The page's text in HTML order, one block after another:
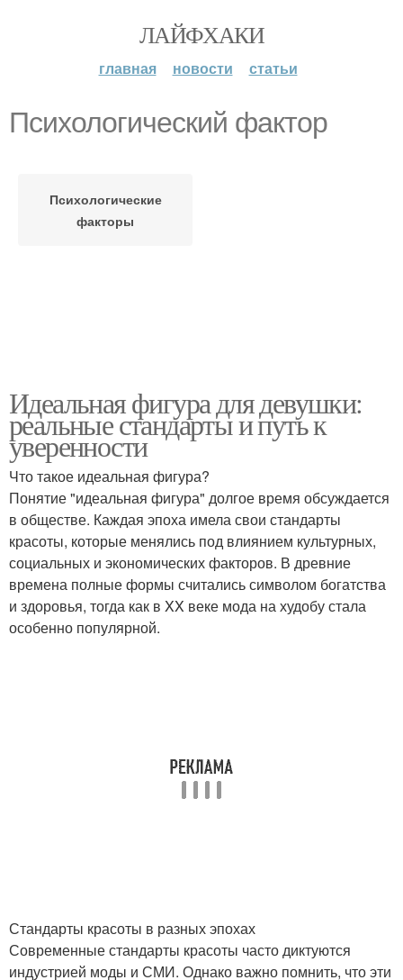
ЛАЙФХАКИ
главная новости статьи
Психологический фактор
Психологические
факторы
Идеальная фигура для девушки:
реальные стандарты и путь к
уверенности
Что такое идеальная фигура?
Понятие "идеальная фигура" долгое время обсуждается
в обществе. Каждая эпоха имела свои стандарты
красоты, которые менялись под влиянием культурных,
социальных и экономических факторов. В древние
времена полные формы считались символом богатства
и здоровья, тогда как в XX веке мода на худобу стала
особенно популярной.
Стандарты красоты в разных эпохах
Современные стандарты красоты часто диктуются
индустрией моды и СМИ. Однако важно помнить, что эти